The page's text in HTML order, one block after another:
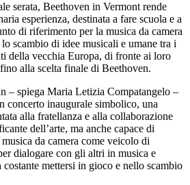
serata, Beethoven in Vermont rende
esperienza, destinata a fare scuola e a
di riferimento per la musica da camera
scambio di idee musicali e umane tra i
della vecchia Europa, di fronte ai loro
alla scelta finale di Beethoven.
– spiega Maria Letizia Compatangelo –
concerto inaugurale simbolico, una
alla fratellanza e alla collaborazione
dell’arte, ma anche capace di
da camera come veicolo di
dialogare con gli altri in musica e
mettersi in gioco e nello scambio